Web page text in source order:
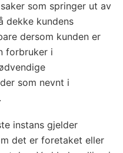
som springer ut av
dekke kundens
dersom kunden er
forbruker i
som nevnt i
instans gjelder
det er foretaket eller